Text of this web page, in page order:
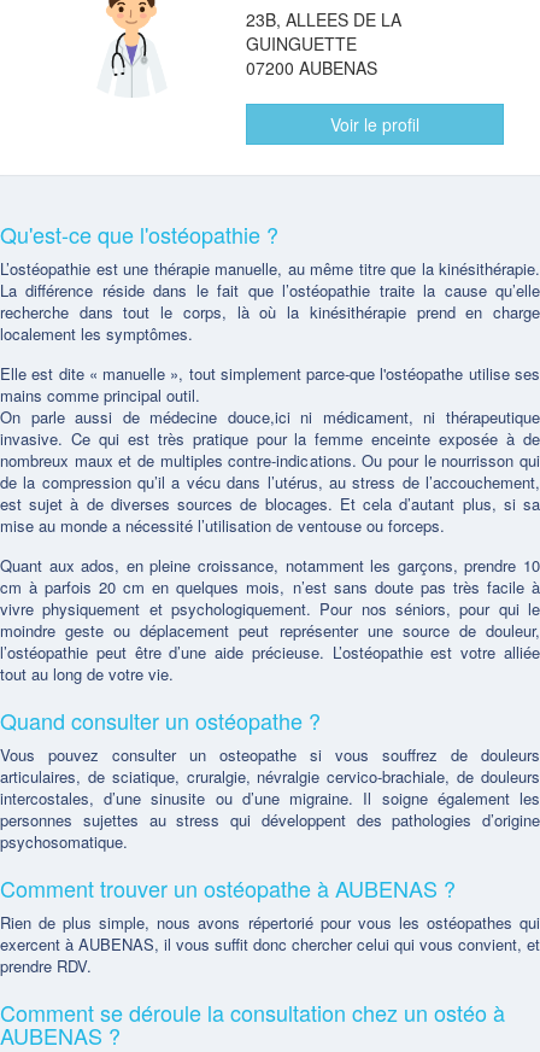
23B, ALLEES DE LA
GUINGUETTE
07200 AUBENAS
Voir le profil
Qu'est-ce que l'ostéopathie ?
L’ostéopathie est une thérapie manuelle, au même titre que la kinésithérapie.
La différence réside dans le fait que l’ostéopathie traite la cause qu’elle
recherche dans tout le corps, là où la kinésithérapie prend en charge
localement les symptômes.
Elle est dite « manuelle », tout simplement parce-que l'ostéopathe utilise ses
mains comme principal outil.
On parle aussi de médecine douce,ici ni médicament, ni thérapeutique
invasive. Ce qui est très pratique pour la femme enceinte exposée à de
nombreux maux et de multiples contre-indications. Ou pour le nourrisson qui
de la compression qu’il a vécu dans l’utérus, au stress de l’accouchement,
est sujet à de diverses sources de blocages. Et cela d’autant plus, si sa
mise au monde a nécessité l’utilisation de ventouse ou forceps.
Quant aux ados, en pleine croissance, notamment les garçons, prendre 10
cm à parfois 20 cm en quelques mois, n’est sans doute pas très facile à
vivre physiquement et psychologiquement. Pour nos séniors, pour qui le
moindre geste ou déplacement peut représenter une source de douleur,
l’ostéopathie peut être d’une aide précieuse. L’ostéopathie est votre alliée
tout au long de votre vie.
Quand consulter un ostéopathe ?
Vous pouvez consulter un osteopathe si vous souffrez de douleurs
articulaires, de sciatique, cruralgie, névralgie cervico-brachiale, de douleurs
intercostales, d’une sinusite ou d’une migraine. Il soigne également les
personnes sujettes au stress qui développent des pathologies d’origine
psychosomatique.
Comment trouver un ostéopathe à AUBENAS ?
Rien de plus simple, nous avons répertorié pour vous les ostéopathes qui
exercent à AUBENAS, il vous suffit donc chercher celui qui vous convient, et
prendre RDV.
Comment se déroule la consultation chez un ostéo à
AUBENAS ?